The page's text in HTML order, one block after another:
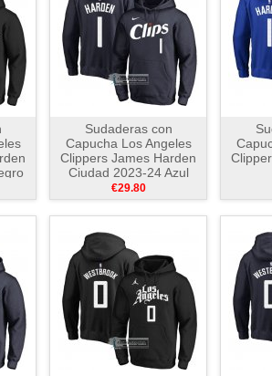
Sudaderas con
Capucha Los Angeles
Clippers James Harden
Ciudad 2023-24 Azul
€29.80